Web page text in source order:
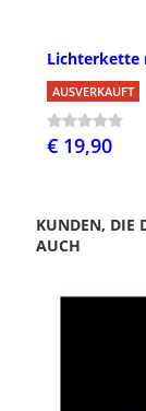
Lichterkette
AUSVERKAUFT
€ 19,90
KUNDEN, DIE
AUCH